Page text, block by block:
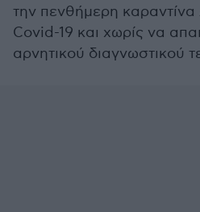
την πενθήμερη
Covid-19 και χωρίς να
αρνητικού διαγνωστικού